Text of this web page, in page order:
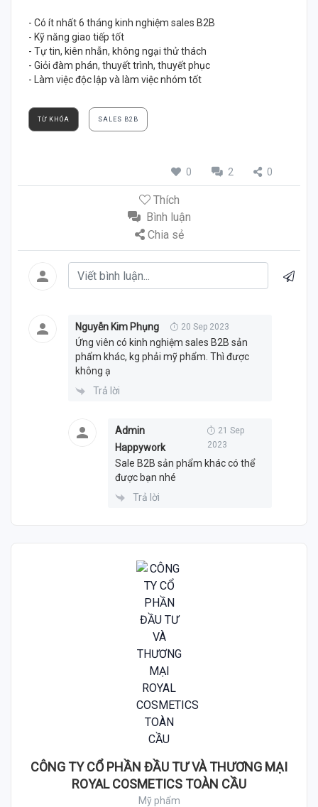
- Có ít nhất 6 tháng kinh nghiệm sales B2B
- Kỹ năng giao tiếp tốt
- Tự tin, kiên nhẫn, không ngại thử thách
- Giỏi đàm phán, thuyết trình, thuyết phục
- Làm việc độc lập và làm việc nhóm tốt
TỪ KHÓA SALES B2B
0 2 0
Thích
Bình luận
Chia sẻ
Nguyễn Kim Phụng 20 Sep 2023
Ứng viên có kinh nghiệm sales B2B sản
phẩm khác, kg phải mỹ phẩm. Thì được
không ạ
Trả lời
Admin
Happywork
21 Sep
2023
Sale B2B sản phẩm khác có thể
được bạn nhé
Trả lời
CÔNG TY CỔ PHẦN ĐẦU TƯ VÀ THƯƠNG MẠI
ROYAL COSMETICS TOÀN CẦU
Mỹ phẩm